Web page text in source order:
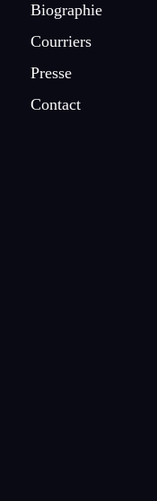
Biographie
Courriers
Presse
Contact